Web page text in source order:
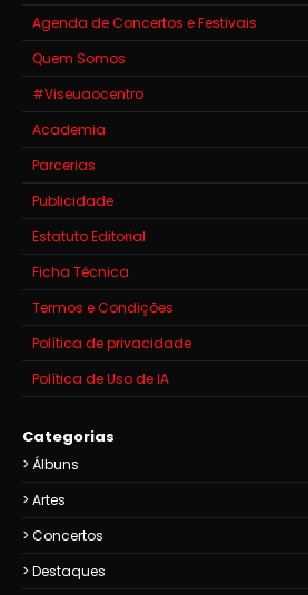
Agenda de Concertos e Festivais
Quem Somos
#Viseuaocentro
Academia
Parcerias
Publicidade
Estatuto Editorial
Ficha Técnica
Termos e Condições
Política de privacidade
Política de Uso de IA
Categorias
Álbuns
Artes
Concertos
Destaques